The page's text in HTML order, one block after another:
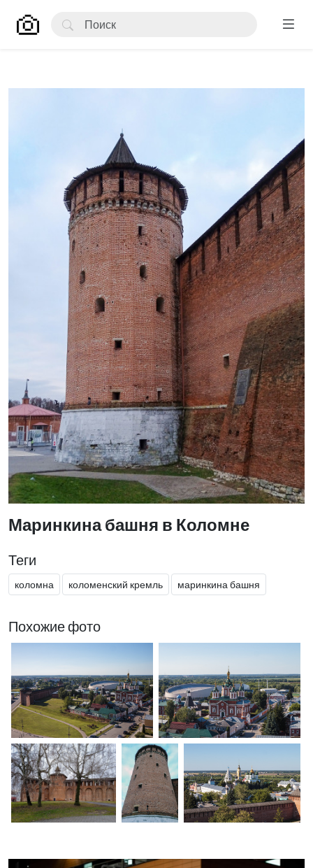
Маринкина башня в Коломне
Теги
коломна коломенский кремль маринкина башня
Похожие фото